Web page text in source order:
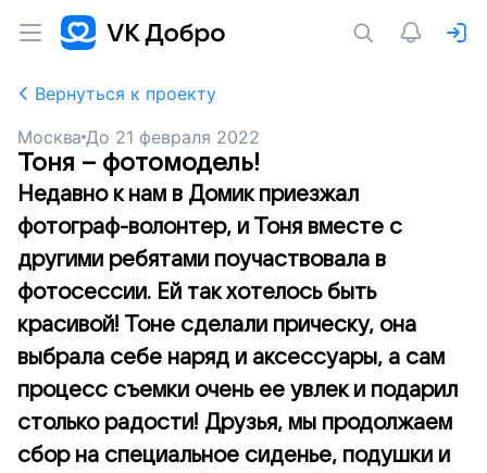
Вернуться к проекту
Москва До 21 февраля 2022
Тоня – фотомодель!
Недавно к нам в Домик приезжал
фотограф-волонтер, и Тоня вместе с
другими ребятами поучаствовала в
фотосессии. Ей так хотелось быть
красивой! Тоне сделали прическу, она
выбрала себе наряд и аксессуары, а сам
процесс съемки очень ее увлек и подарил
столько радости! Друзья, мы продолжаем
сбор на специальное сиденье, подушки и